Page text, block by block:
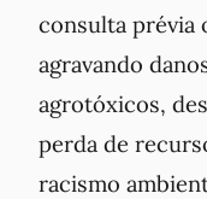
consulta prévia
agravando
agrotóxicos,
perda de
racismo